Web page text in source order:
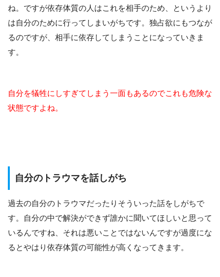
ね。ですが依存体質の人はこれを相手のため、というより
は自分のために行ってしまいがちです。独占欲にもつなが
るのですが、相手に依存してしまうことになっていきま
す。
自分を犠牲にしすぎてしまう一面もあるのでこれも危険な
状態ですよね。
自分のトラウマを話しがち
過去の自分のトラウマだったりそういった話をしがちで
す。自分の中で解決ができず誰かに聞いてほしいと思って
いるんですね、それは悪いことではないんですが過度にな
るとやはり依存体質の可能性が高くなってきます。